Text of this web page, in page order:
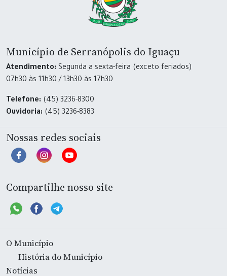
Município de Serranópolis do Iguaçu
Atendimento: Segunda a sexta-feira (exceto feriados)
07h30 às 11h30 / 13h30 às 17h30
Telefone: (45) 3236-8300
Ouvidoria: (45) 3236-8383
Nossas redes sociais
Compartilhe nosso site
O Município
História do Município
Notícias